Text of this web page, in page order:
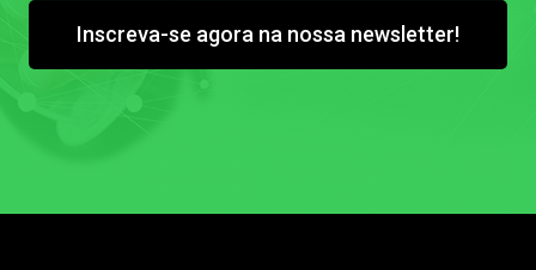
Inscreva-se agora na nossa newsletter!